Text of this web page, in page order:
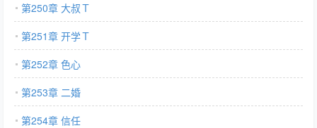
第250章 大叔Ｔ
第251章 开学Ｔ
第252章 色心
第253章 二婚
第254章 信任